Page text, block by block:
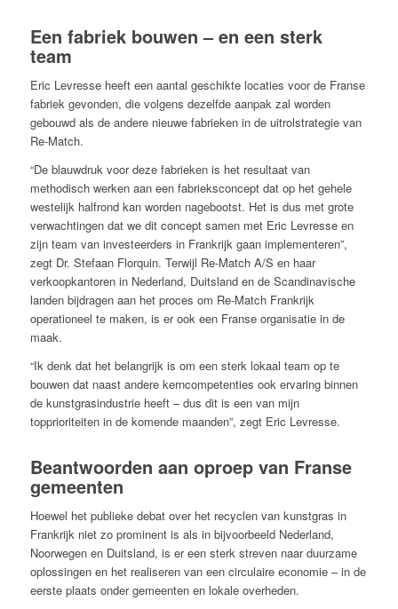
Een fabriek bouwen – en een sterk
team
Eric Levresse heeft een aantal geschikte locaties voor de Franse
fabriek gevonden, die volgens dezelfde aanpak zal worden
gebouwd als de andere nieuwe fabrieken in de uitrolstrategie van
Re-Match.
“De blauwdruk voor deze fabrieken is het resultaat van
methodisch werken aan een fabrieksconcept dat op het gehele
westelijk halfrond kan worden nagebootst. Het is dus met grote
verwachtingen dat we dit concept samen met Eric Levresse en
zijn team van investeerders in Frankrijk gaan implementeren”,
zegt Dr. Stefaan Florquin. Terwijl Re-Match A/S en haar
verkoopkantoren in Nederland, Duitsland en de Scandinavische
landen bijdragen aan het proces om Re-Match Frankrijk
operationeel te maken, is er ook een Franse organisatie in de
maak.
“Ik denk dat het belangrijk is om een sterk lokaal team op te
bouwen dat naast andere kerncompetenties ook ervaring binnen
de kunstgrasindustrie heeft – dus dit is een van mijn
topprioriteiten in de komende maanden”, zegt Eric Levresse.
Beantwoorden aan oproep van Franse
gemeenten
Hoewel het publieke debat over het recyclen van kunstgras in
Frankrijk niet zo prominent is als in bijvoorbeeld Nederland,
Noorwegen en Duitsland, is er een sterk streven naar duurzame
oplossingen en het realiseren van een circulaire economie – in de
eerste plaats onder gemeenten en lokale overheden.